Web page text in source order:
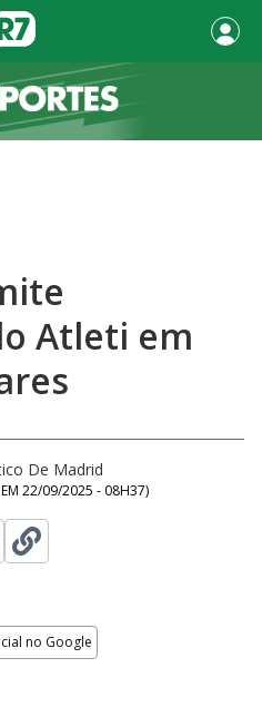
Atleti em
De Madrid
22/09/2025 - 08H37)
no Google